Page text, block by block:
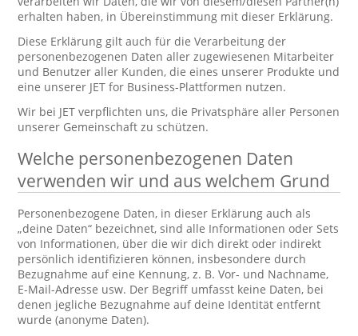
erhalten haben, in Übereinstimmung mit dieser Erklärung.
Diese Erklärung gilt auch für die Verarbeitung der
personenbezogenen Daten aller zugewiesenen Mitarbeiter
und Benutzer aller Kunden, die eines unserer Produkte und
eine unserer JET for Business-Plattformen nutzen.
Wir bei JET verpflichten uns, die Privatsphäre aller Personen
unserer Gemeinschaft zu schützen.
Welche personenbezogenen Daten
verwenden wir und aus welchem Grund
Personenbezogene Daten, in dieser Erklärung auch als
„deine Daten“ bezeichnet, sind alle Informationen oder Sets
von Informationen, über die wir dich direkt oder indirekt
persönlich identifizieren können, insbesondere durch
Bezugnahme auf eine Kennung, z. B. Vor- und Nachname,
E-Mail-Adresse usw. Der Begriff umfasst keine Daten, bei
denen jegliche Bezugnahme auf deine Identität entfernt
wurde (anonyme Daten).